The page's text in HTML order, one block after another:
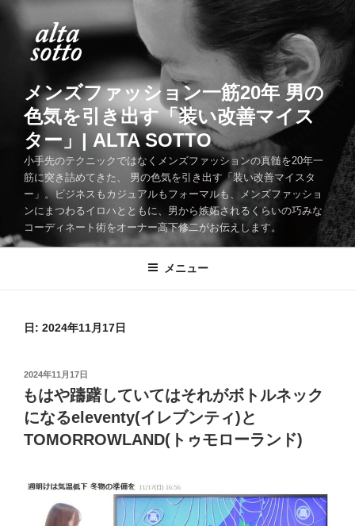
メンズファッション一筋20年 男の
色気を引き出す「装い改善マイス
ター」| ALTA SOTTO
小手先のテクニックではなくメンズファッションの真髄を20年一
筋に突き詰めてきた、 男の色気を引き出す「装い改善マイスタ
ー」。ビジネスもカジュアルもフォーマルも、メンズファッショ
ンにまつわるイロハとともに、男から嫉妬されるくらいの巧みな
コーディネート術をオーナー高下修二がお伝えします。
メニュー
日: 2024年11月17日
投
稿
日:
2024年11月17日
もはや躊躇していてはそれがボトルネック
になるeleventy(イレブンティ)と
TOMORROWLAND(トゥモローランド)